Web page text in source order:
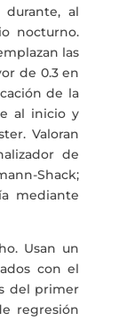
al
nocturno.
las
de 0.3 en
de la
al inicio y
Valoran
de
Shack;
mediante
Usan un
con el
del primer
regresión